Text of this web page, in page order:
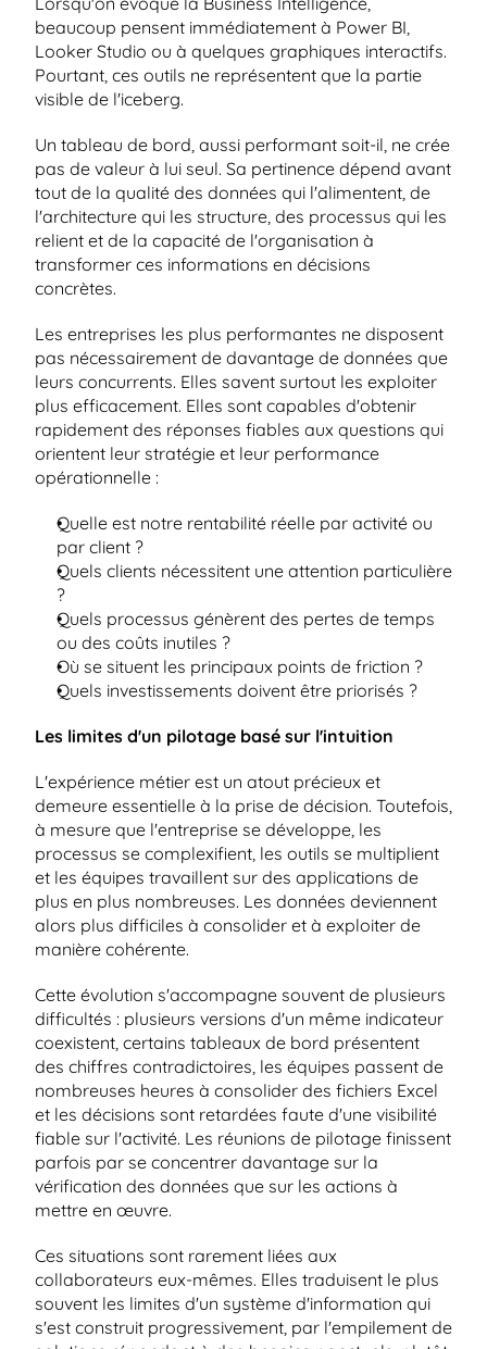
beaucoup pensent immédiatement à Power BI,
Looker Studio ou à quelques graphiques interactifs.
Pourtant, ces outils ne représentent que la partie
visible de l'iceberg.
Un tableau de bord, aussi performant soit-il, ne crée
pas de valeur à lui seul. Sa pertinence dépend avant
tout de la qualité des données qui l'alimentent, de
l'architecture qui les structure, des processus qui les
relient et de la capacité de l'organisation à
transformer ces informations en décisions
concrètes.
Les entreprises les plus performantes ne disposent
pas nécessairement de davantage de données que
leurs concurrents. Elles savent surtout les exploiter
plus efficacement. Elles sont capables d'obtenir
rapidement des réponses fiables aux questions qui
orientent leur stratégie et leur performance
opérationnelle :
Quelle est notre rentabilité réelle par activité ou
par client ?
Quels clients nécessitent une attention particulière
?
Quels processus génèrent des pertes de temps
ou des coûts inutiles ?
Où se situent les principaux points de friction ?
Quels investissements doivent être priorisés ?
Les limites d'un pilotage basé sur l'intuition
L'expérience métier est un atout précieux et
demeure essentielle à la prise de décision. Toutefois,
à mesure que l'entreprise se développe, les
processus se complexifient, les outils se multiplient
et les équipes travaillent sur des applications de
plus en plus nombreuses. Les données deviennent
alors plus difficiles à consolider et à exploiter de
manière cohérente.
Cette évolution s'accompagne souvent de plusieurs
difficultés : plusieurs versions d'un même indicateur
coexistent, certains tableaux de bord présentent
des chiffres contradictoires, les équipes passent de
nombreuses heures à consolider des fichiers Excel
et les décisions sont retardées faute d'une visibilité
fiable sur l'activité. Les réunions de pilotage finissent
parfois par se concentrer davantage sur la
vérification des données que sur les actions à
mettre en œuvre.
Ces situations sont rarement liées aux
collaborateurs eux-mêmes. Elles traduisent le plus
souvent les limites d'un système d'information qui
s'est construit progressivement, par l'empilement de